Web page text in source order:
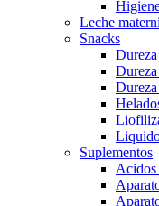
Leche
Snacks
Dureza
Dureza
Suplementos
Acidos